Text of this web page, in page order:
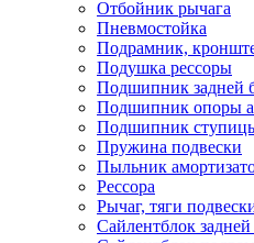
Отбойник рычага
Пневмостойка
Подрамник,
Подушка рессоры
Подшипник задней
Подшипник опоры
Подшипник
Пружина подвески
Пыльник
Рессора
Рычаг, тяги
Сайлентблок задней